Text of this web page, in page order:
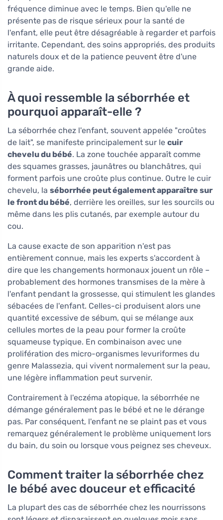
fréquence diminue avec le temps. Bien qu'elle ne
présente pas de risque sérieux pour la santé de
l'enfant, elle peut être désagréable à regarder et parfois
irritante. Cependant, des soins appropriés, des produits
naturels doux et de la patience peuvent être d'une
grande aide.
À quoi ressemble la séborrhée et
pourquoi apparaît-elle ?
La séborrhée chez l'enfant, souvent appelée "croûtes
de lait", se manifeste principalement sur le cuir
chevelu du bébé. La zone touchée apparaît comme
des squames grasses, jaunâtres ou blanchâtres, qui
forment parfois une croûte plus continue. Outre le cuir
chevelu, la séborrhée peut également apparaître sur
le front du bébé, derrière les oreilles, sur les sourcils ou
même dans les plis cutanés, par exemple autour du
cou.
La cause exacte de son apparition n'est pas
entièrement connue, mais les experts s'accordent à
dire que les changements hormonaux jouent un rôle –
probablement des hormones transmises de la mère à
l'enfant pendant la grossesse, qui stimulent les glandes
sébacées de l'enfant. Celles-ci produisent alors une
quantité excessive de sébum, qui se mélange aux
cellules mortes de la peau pour former la croûte
squameuse typique. En combinaison avec une
prolifération des micro-organismes levuriformes du
genre Malassezia, qui vivent normalement sur la peau,
une légère inflammation peut survenir.
Contrairement à l'eczéma atopique, la séborrhée ne
démange généralement pas le bébé et ne le dérange
pas. Par conséquent, l'enfant ne se plaint pas et vous
remarquez généralement le problème uniquement lors
du bain, du soin ou lorsque vous peignez ses cheveux.
Comment traiter la séborrhée chez
le bébé avec douceur et efficacité
La plupart des cas de séborrhée chez les nourrissons